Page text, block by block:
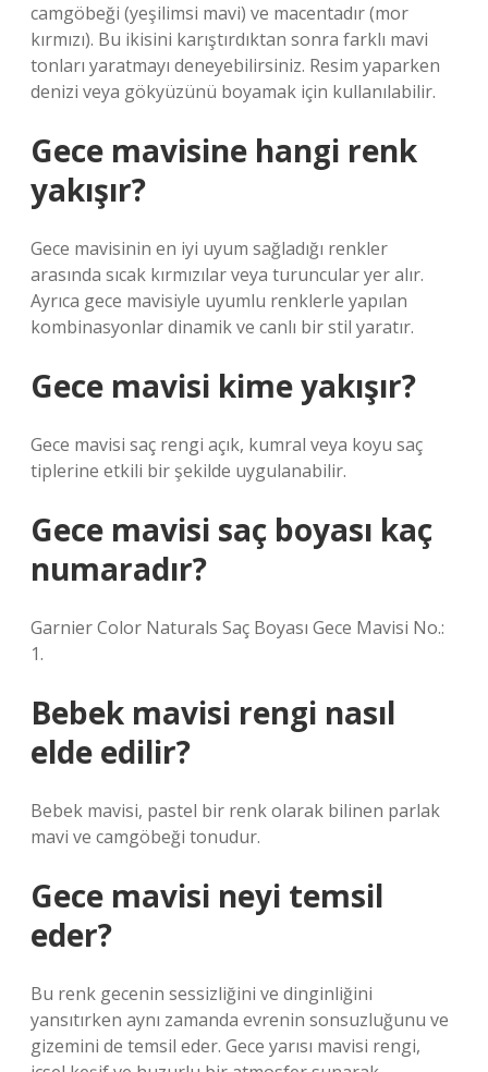
camgöbeği (yeşilimsi mavi) ve macentadır (mor
kırmızı). Bu ikisini karıştırdıktan sonra farklı mavi
tonları yaratmayı deneyebilirsiniz. Resim yaparken
denizi veya gökyüzünü boyamak için kullanılabilir.
Gece mavisine hangi renk
yakışır?
Gece mavisinin en iyi uyum sağladığı renkler
arasında sıcak kırmızılar veya turuncular yer alır.
Ayrıca gece mavisiyle uyumlu renklerle yapılan
kombinasyonlar dinamik ve canlı bir stil yaratır.
Gece mavisi kime yakışır?
Gece mavisi saç rengi açık, kumral veya koyu saç
tiplerine etkili bir şekilde uygulanabilir.
Gece mavisi saç boyası kaç
numaradır?
Garnier Color Naturals Saç Boyası Gece Mavisi No.:
1.
Bebek mavisi rengi nasıl
elde edilir?
Bebek mavisi, pastel bir renk olarak bilinen parlak
mavi ve camgöbeği tonudur.
Gece mavisi neyi temsil
eder?
Bu renk gecenin sessizliğini ve dinginliğini
yansıtırken aynı zamanda evrenin sonsuzluğunu ve
gizemini de temsil eder. Gece yarısı mavisi rengi,